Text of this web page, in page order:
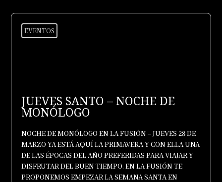
EVENTOS
JUEVES SANTO – NOCHE DE
MONÓLOGO
NOCHE DE MONÓLOGO EN LA FUSIÓN – JUEVES 28 DE
MARZO YA ESTÁ AQUÍ LA PRIMAVERA Y CON ELLA UNA
DE LAS ÉPOCAS DEL AÑO PREFERIDAS PARA VIAJAR Y
DISFRUTAR DEL BUEN TIEMPO. EN LA FUSIÓN TE
PROPONEMOS EMPEZAR LA SEMANA SANTA EN